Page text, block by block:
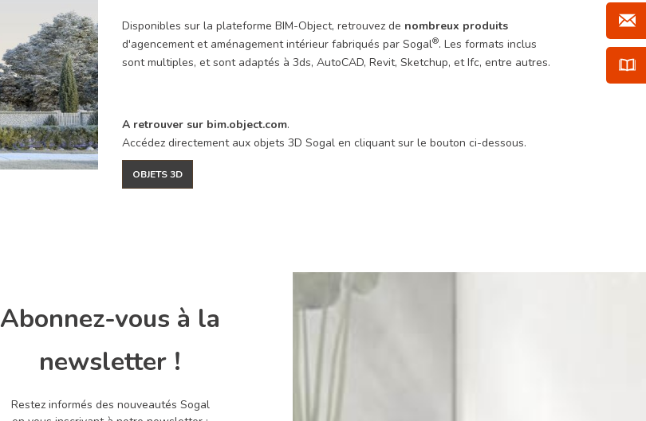
Disponibles sur la plateforme BIM-Object, retrouvez de nombreux produits
d'agencement et aménagement intérieur fabriqués par Sogal®. Les formats inclus
sont multiples, et sont adaptés à 3ds, AutoCAD, Revit, Sketchup, et Ifc, entre autres.
A retrouver sur bim.object.com.
Accédez directement aux objets 3D Sogal en cliquant sur le bouton ci-dessous.
OBJETS 3D
Abonnez-vous à la
newsletter !
Restez informés des nouveautés Sogal